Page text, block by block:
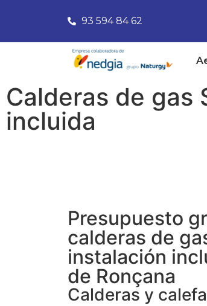
93 594 84 62
Calderas de gas
incluida
Presupuesto
calderas de
instalación
de Ronçana
Calderas y